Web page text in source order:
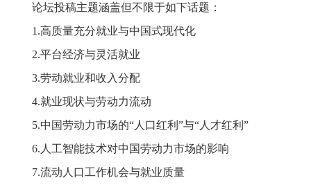
论坛投稿主题涵盖但不限于如下话题：
1.高质量充分就业与中国式现代化
2.平台经济与灵活就业
3.劳动就业和收入分配
4.就业现状与劳动力流动
5.中国劳动力市场的“人口红利”与“人才红利”
6. 人工智能技术对中国劳动力市场的影响
7.流动人口工作机会与就业质量